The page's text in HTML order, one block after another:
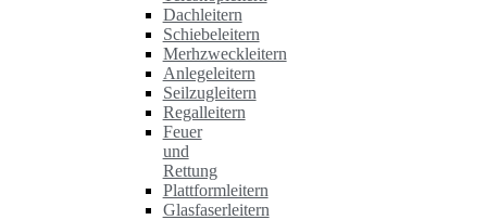
Dachleitern
Schiebeleitern
Merhzweckleitern
Anlegeleitern
Seilzugleitern
Regalleitern
Feuer
und
Rettung
Plattformleitern
Glasfaserleitern